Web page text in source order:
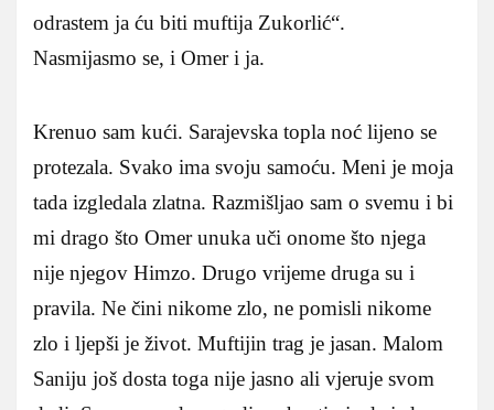
odrastem ja ću biti muftija Zukorlić“.
Nasmijasmo se, i Omer i ja.
Krenuo sam kući. Sarajevska topla noć lijeno se
protezala. Svako ima svoju samoću. Meni je moja
tada izgledala zlatna. Razmišljao sam o svemu i bi
mi drago što Omer unuka uči onome što njega
nije njegov Himzo. Drugo vrijeme druga su i
pravila. Ne čini nikome zlo, ne pomisli nikome
zlo i ljepši je život. Muftijin trag je jasan. Malom
Saniju još dosta toga nije jasno ali vjeruje svom